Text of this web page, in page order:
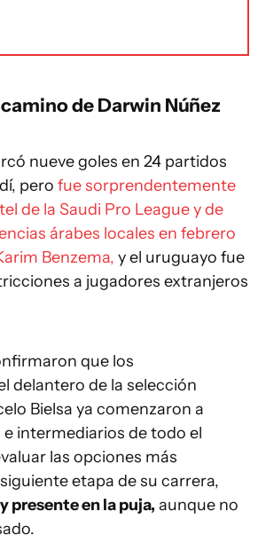
de Darwin Núñez
nueve goles en 24 partidos
pero fue sorprendentemente
de la Saudi Pro League y de
árabes locales en febrero
Benzema, y el uruguayo fue
a jugadores extranjeros
que los
delantero de la selección
Bielsa ya comenzaron a
intermediarios de todo el
las opciones más
etapa de su carrera,
presente en la puja, aunque no